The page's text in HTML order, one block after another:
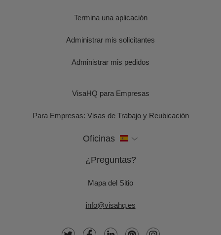
Termina una aplicación
Administrar mis solicitantes
Administrar mis pedidos
VisaHQ para Empresas
Para Empresas: Visas de Trabajo y Reubicación
Oficinas
¿Preguntas?
Mapa del Sitio
info@visahq.es